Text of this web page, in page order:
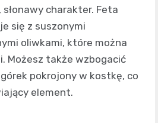
charakter. Feta
się z suszonymi
oliwkami, które można
Możesz także wzbogacić
pokrojony w kostkę, co
element.